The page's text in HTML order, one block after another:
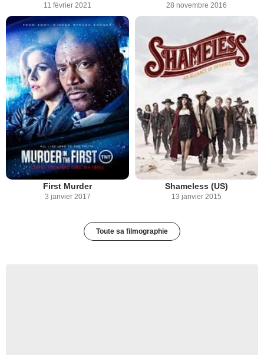
11 février 2021 28 novembre 2016
First Murder
3 janvier 2017
Shameless (US)
13 janvier 2015
Toute sa filmographie